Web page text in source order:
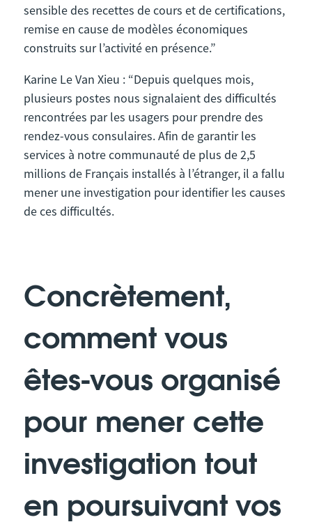
sensible des recettes de cours et de certifications,
remise en cause de modèles économiques
construits sur l’activité en présence.”
Karine Le Van Xieu : “Depuis quelques mois,
plusieurs postes nous signalaient des difficultés
rencontrées par les usagers pour prendre des
rendez-vous consulaires. Afin de garantir les
services à notre communauté de plus de 2,5
millions de Français installés à l’étranger, il a fallu
mener une investigation pour identifier les causes
de ces difficultés.
Concrètement,
comment vous
êtes-vous organisé
pour mener cette
investigation tout
en poursuivant vos